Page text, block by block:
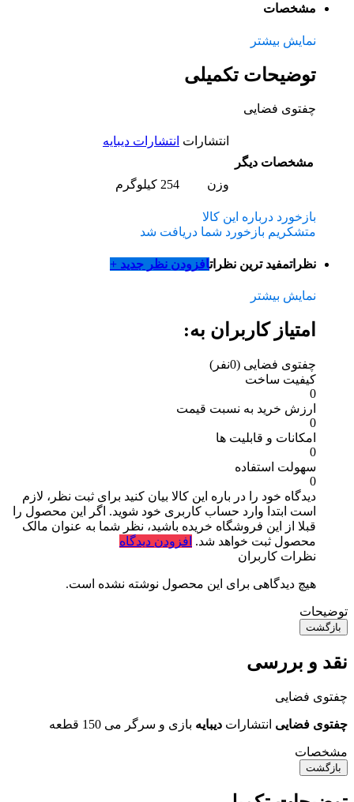
مشخصات
نمایش بیشتر
توضیحات تکمیلی
چفتوی فضایی
مشخصات دیگر
انتشارات انتشارات دیبایه
وزن 254 کیلوگرم
بازخورد درباره این کالا
متشکریم بازخورد شما دریافت شد
نظراتمفید ترین نظراتافزودن نظر جدید +
نمایش بیشتر
امتیاز کاربران به:
چفتوی فضایی (0نفر)
کیفیت ساخت
0
ارزش خرید به نسبت قیمت
0
امکانات و قابلیت ها
0
سهولت استفاده
0
دیدگاه خود را در باره این کالا بیان کنید برای ثبت نظر، لازم
است ابتدا وارد حساب کاربری خود شوید. اگر این محصول را
قبلا از این فروشگاه خریده باشید، نظر شما به عنوان مالک
محصول ثبت خواهد شد. افزودن دیدگاه
نظرات کاربران
هیچ دیدگاهی برای این محصول نوشته نشده است.
توضیحات
بازگشت
نقد و بررسی
چفتوی فضایی
چفتوی فضایی انتشارات دیبایه بازی و سرگر می 150 قطعه
مشخصات
بازگشت